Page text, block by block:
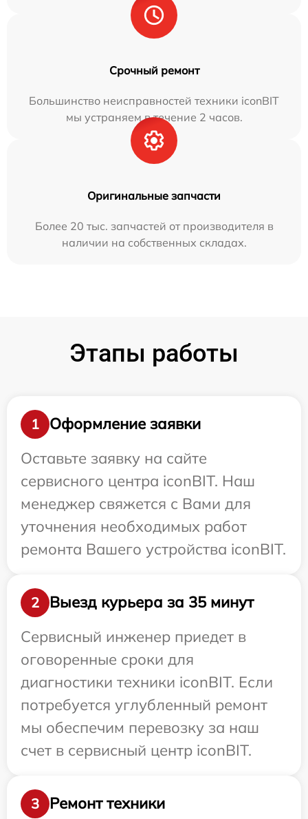
Срочный ремонт
Большинство неисправностей техники iconBIT
мы устраняем в течение 2 часов.
Оригинальные запчасти
Более 20 тыс. запчастей от производителя в
наличии на собственных складах.
Этапы работы
1
Оформление заявки
Оставьте заявку на сайте
сервисного центра iconBIT. Наш
менеджер свяжется с Вами для
уточнения необходимых работ
ремонта Вашего устройства iconBIT.
2
Выезд курьера за 35 минут
Сервисный инженер приедет в
оговоренные сроки для
диагностики техники iconBIT. Если
потребуется углубленный ремонт
мы обеспечим перевозку за наш
счет в сервисный центр iconBIT.
3 Ремонт техники